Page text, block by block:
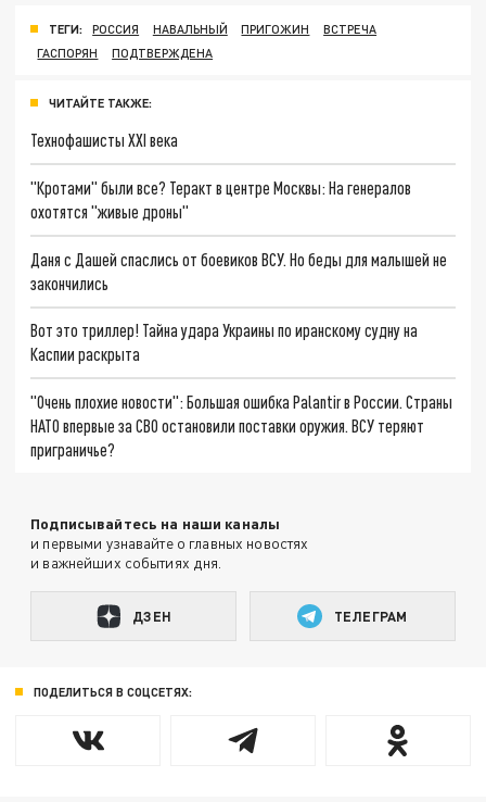
ТЕГИ: РОССИЯ НАВАЛЬНЫЙ ПРИГОЖИН
ВСТРЕЧА
ГАСПОРЯН
ПОДТВЕРЖДЕНА
ЧИТАЙТЕ ТАКЖЕ:
Технофашисты XXI века
"Кротами" были все? Теракт в центре Москвы: На генералов
охотятся "живые дроны"
Даня с Дашей спаслись от боевиков ВСУ. Но беды для малышей не
закончились
Вот это триллер! Тайна удара Украины по иранскому судну на
Каспии раскрыта
"Очень плохие новости": Большая ошибка Palantir в России. Страны
НАТО впервые за СВО остановили поставки оружия. ВСУ теряют
приграничье?
Подписывайтесь на наши каналы
и первыми узнавайте о главных новостях
и важнейших событиях дня.
ДЗЕН ТЕЛЕГРАМ
ПОДЕЛИТЬСЯ В СОЦСЕТЯХ: